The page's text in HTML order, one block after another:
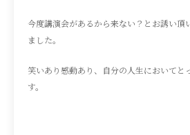
今度講演会があるから来ない？とお誘い頂
ました。
笑いあり感動あり、自分の人生においてと
す。